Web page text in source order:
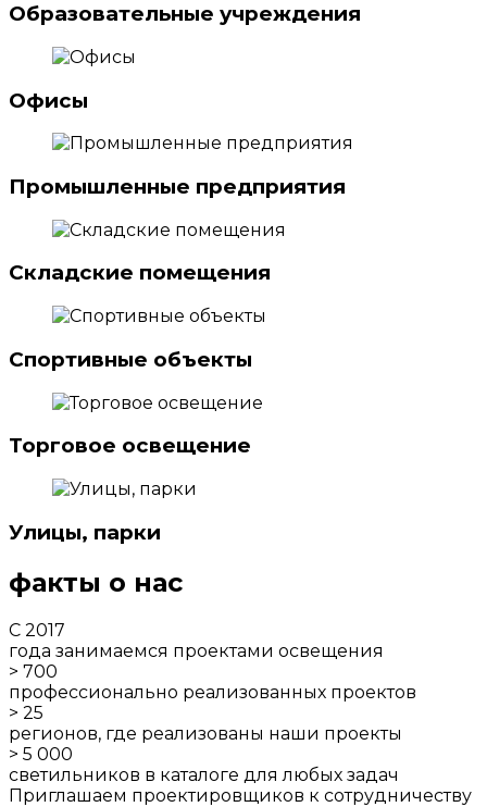
Образовательные учреждения
Офисы
Промышленные предприятия
Складские помещения
Спортивные объекты
Торговое освещение
Улицы, парки
факты о нас
С 2017
года занимаемся проектами освещения
> 700
профессионально реализованных проектов
> 25
регионов, где реализованы наши проекты
> 5 000
светильников в каталоге для любых задач
Приглашаем проектировщиков к сотрудничеству